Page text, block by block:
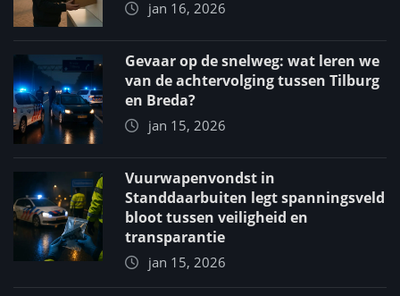
jan 16, 2026
Gevaar op de snelweg: wat leren we
van de achtervolging tussen Tilburg
en Breda?
jan 15, 2026
Vuurwapenvondst in
Standdaarbuiten legt spanningsveld
bloot tussen veiligheid en
transparantie
jan 15, 2026